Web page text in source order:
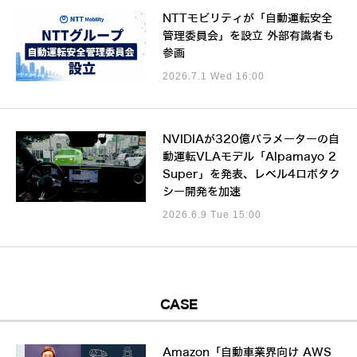
NTTモビリティが「自動運転安全
管理委員会」を設立 外部有識者も
参画
2026.7.1 Wed 16:00
NVIDIAが320億パラメーターの自
動運転VLAモデル「Alpamayo 2
Super」を発表、レベル4ロボタク
シー開発を加速
2026.6.9 Tue 15:00
CASE
Amazon「自動車業界向け AWS